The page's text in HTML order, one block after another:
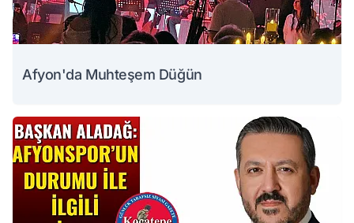
Afyon'da Muhteşem Düğün